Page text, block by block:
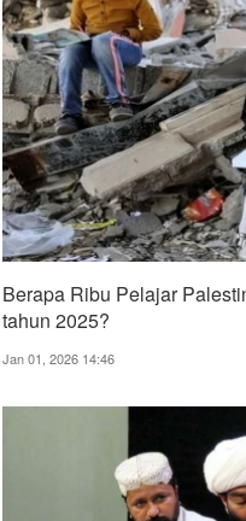
Berapa Ribu Pelajar
tahun 2025?
Jan 01, 2026 14:46